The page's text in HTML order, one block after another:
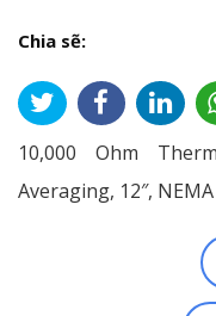
Chia sẽ:
10,000 Ohm
Averaging, 12″,